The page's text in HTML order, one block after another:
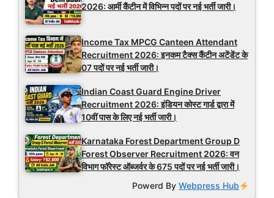
2026: आर्मी कैंटीन में विभिन्न पदों पर नई भर्ती जारी।
Income Tax MPCG Canteen Attendant
Recruitment 2026: इनकम टैक्स कैंटीन अटेंडेंट के
07 पदों पर नई भर्ती जारी।
Indian Coast Guard Engine Driver
Recruitment 2026: इंडियन कोस्ट गार्ड द्वारा में
10वीं पास के लिए नई भर्ती जारी।
Karnataka Forest Department Group D
Forest Observer Recruitment 2026: वन
विभाग फॉरेस्ट ऑब्जर्वर के 675 पदों पर नई भर्ती जारी।
Powerd ByWebpress Hub